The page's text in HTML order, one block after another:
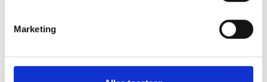
Marketing
30% korting